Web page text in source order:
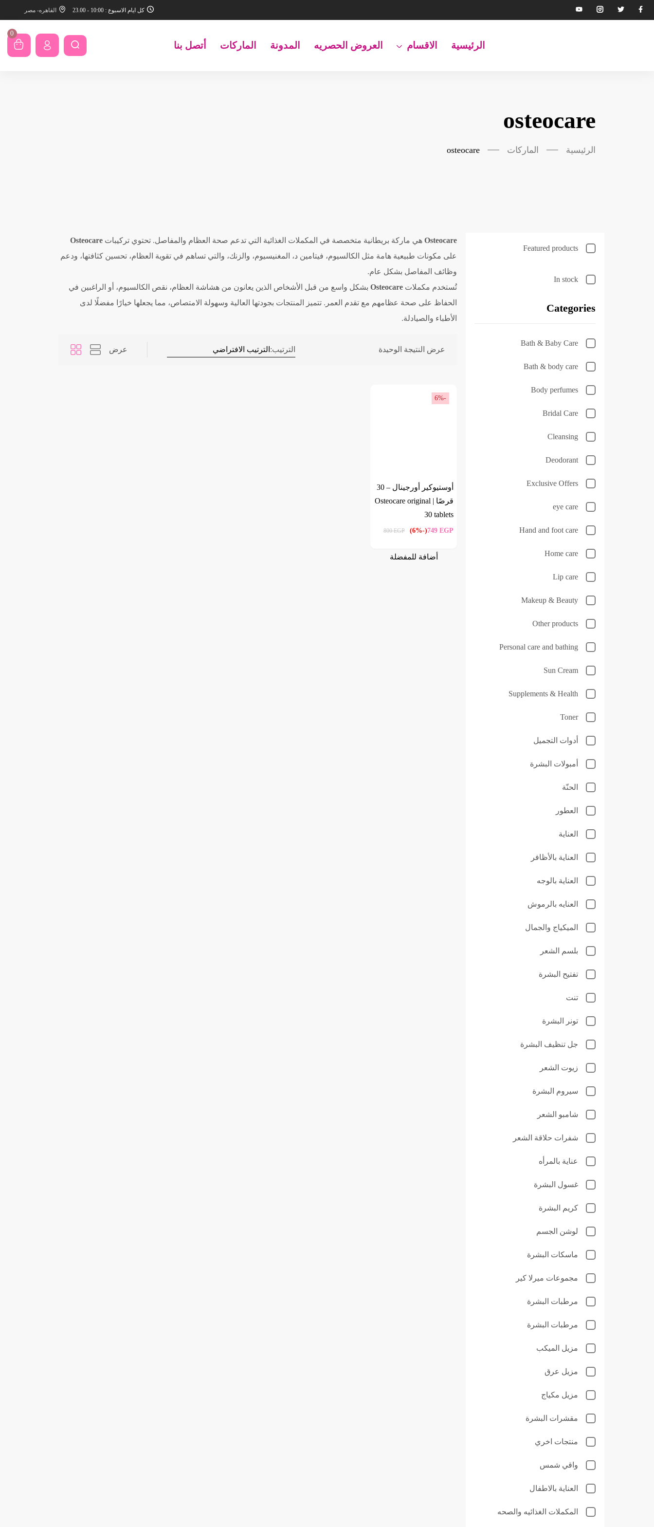
كل ايام الاسبوع : 10:00 - 23.00 القاهره- مصر
الرئيسية الاقسام العروض الحصريه المدونة الماركات أتصل بنا
0
osteocare
الرئيسية الماركات osteocare
Featured products
In stock
Categories
Bath & Baby Care
Bath & body care
Body perfumes
Bridal Care
Cleansing
Deodorant
Exclusive Offers
eye care
Hand and foot care
Home care
Lip care
Makeup & Beauty
Other products
Personal care and bathing
Sun Cream
Supplements & Health
Toner
أدوات التجميل
أمبولات البشرة
الحنّة
العطور
العناية
العناية بالأظافر
العناية بالوجه
العنايه بالرموش
الميكياج والجمال
بلسم الشعر
تفتيح البشرة
تنت
تونر البشرة
جل تنظيف البشرة
زيوت الشعر
سيروم البشرة
شامبو الشعر
شفرات حلاقة الشعر
عناية بالمرأه
غسول البشرة
كريم البشرة
لوشن الجسم
ماسكات البشرة
مجموعات ميرلا كير
مرطبات البشرة
مرطبات البشرة
مزيل الميكب
مزيل عرق
مزيل مكياج
مقشرات البشرة
منتجات اخري
واقي شمس
العناية بالاطفال
المكملات الغذائيه والصحه
Osteocare هي ماركة بريطانية متخصصة في المكملات الغذائية التي تدعم صحة العظام والمفاصل. تحتوي تركيبات Osteocare
على مكونات طبيعية هامة مثل الكالسيوم، فيتامين د، المغنيسيوم، والزنك، والتي تساهم في تقوية العظام، تحسين كثافتها، ودعم
وظائف المفاصل بشكل عام.
تُستخدم مكملات Osteocare بشكل واسع من قبل الأشخاص الذين يعانون من هشاشة العظام، نقص الكالسيوم، أو الراغبين في
الحفاظ على صحة عظامهم مع تقدم العمر. تتميز المنتجات بجودتها العالية وسهولة الامتصاص، مما يجعلها خيارًا مفضلًا لدى
الأطباء والصيادلة.
عرض النتيجة الوحيدة الترتيب: عرض
-6%
أوستيوكير أورجينال – 30
قرصًا | Osteocare original
30 tablets
749 EGP
(-6%)
800EGP
أضافة للمفضلة